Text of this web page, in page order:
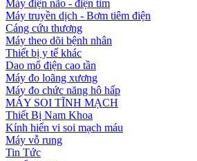
Máy điện não - điện tim
Máy truyền dịch - Bơm tiêm điện
Cáng cứu thương
Máy theo dõi bệnh nhân
Thiết bị y tế khác
Dao mổ điện cao tần
Máy đo loãng xương
Máy đo chức năng hô hấp
MÁY SOI TĨNH MẠCH
Thiết Bị Nam Khoa
Kính hiển vi soi mạch máu
Máy vỗ rung
Tin Tức